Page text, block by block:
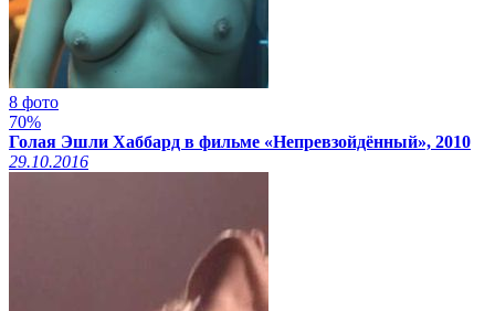
8 фото
70%
Голая Эшли Хаббард в фильме «Непревзойдённый», 2010
29.10.2016